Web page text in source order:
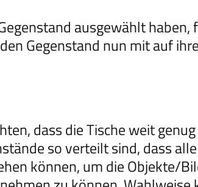
ausgewählt haben,
Gegenstand nun mit auf
dass die Tische weit genug
so verteilt sind, dass
können, um die Objekte/